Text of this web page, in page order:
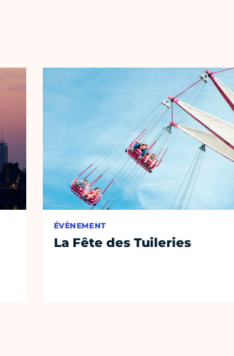
ÉVÈNEMENT
La Fête des Tuileries